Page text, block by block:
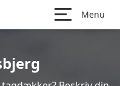
Menu